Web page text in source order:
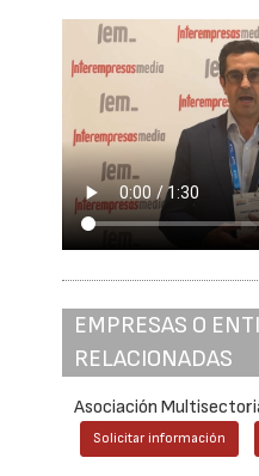
EMPRESAS O
RELACIONADAS
Asociación
Solicitar información